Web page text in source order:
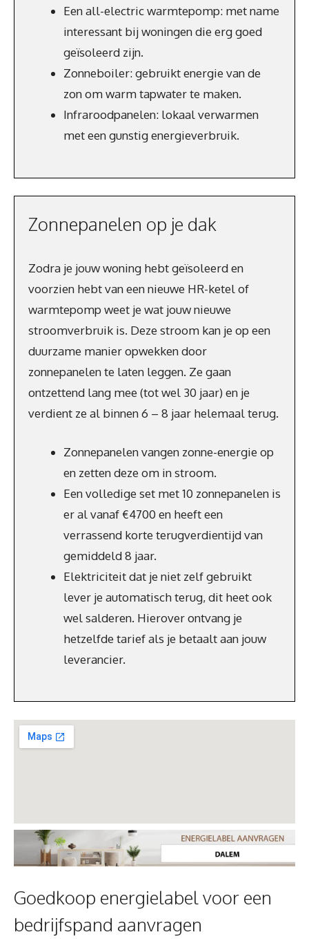
Een all-electric warmtepomp: met name
interessant bij woningen die erg goed
geïsoleerd zijn.
Zonneboiler: gebruikt energie van de
zon om warm tapwater te maken.
Infraroodpanelen: lokaal verwarmen
met een gunstig energieverbruik.
Zonnepanelen op je dak
Zodra je jouw woning hebt geïsoleerd en
voorzien hebt van een nieuwe HR-ketel of
warmtepomp weet je wat jouw nieuwe
stroomverbruik is. Deze stroom kan je op een
duurzame manier opwekken door
zonnepanelen te laten leggen. Ze gaan
ontzettend lang mee (tot wel 30 jaar) en je
verdient ze al binnen 6 – 8 jaar helemaal terug.
Zonnepanelen vangen zonne-energie op
en zetten deze om in stroom.
Een volledige set met 10 zonnepanelen is
er al vanaf €4700 en heeft een
verrassend korte terugverdientijd van
gemiddeld 8 jaar.
Elektriciteit dat je niet zelf gebruikt
lever je automatisch terug, dit heet ook
wel salderen. Hierover ontvang je
hetzelfde tarief als je betaalt aan jouw
leverancier.
Goedkoop energielabel voor een
bedrijfspand aanvragen